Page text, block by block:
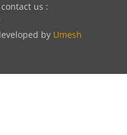
us :
by Umesh